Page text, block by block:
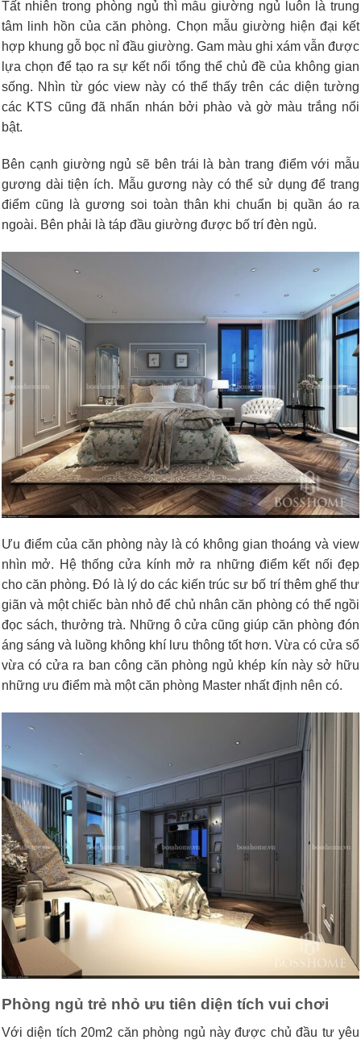
Tất nhiên trong phòng ngủ thì mẫu giường ngủ luôn là trung
tâm linh hồn của căn phòng. Chọn mẫu giường hiện đại kết
hợp khung gỗ bọc nỉ đầu giường. Gam màu ghi xám vẫn được
lựa chọn để tạo ra sự kết nổi tổng thể chủ đề của không gian
sống. Nhìn từ góc view này có thể thấy trên các diện tường
các KTS cũng đã nhấn nhán bởi phào và gờ màu trắng nổi
bật.
Bên cạnh giường ngủ sẽ bên trái là bàn trang điểm với mẫu
gương dài tiện ích. Mẫu gương này có thể sử dụng để trang
điểm cũng là gương soi toàn thân khi chuẩn bị quần áo ra
ngoài. Bên phải là táp đầu giường được bố trí đèn ngủ.
Ưu điểm của căn phòng này là có không gian thoáng và view
nhìn mở. Hệ thống cửa kính mở ra những điểm kết nối đẹp
cho căn phòng. Đó là lý do các kiến trúc sư bố trí thêm ghế thư
giãn và một chiếc bàn nhỏ để chủ nhân căn phòng có thể ngồi
đọc sách, thưởng trà. Những ô cửa cũng giúp căn phòng đón
áng sáng và luồng không khí lưu thông tốt hơn. Vừa có cửa sổ
vừa có cửa ra ban công căn phòng ngủ khép kín này sở hữu
những ưu điểm mà một căn phòng Master nhất định nên có.
Phòng ngủ trẻ nhỏ ưu tiên diện tích vui chơi
Với diện tích 20m2 căn phòng ngủ này được chủ đầu tư yêu